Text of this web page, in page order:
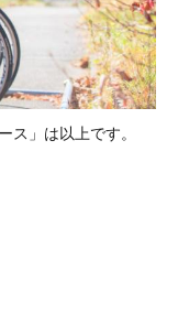
ス」は以上です。